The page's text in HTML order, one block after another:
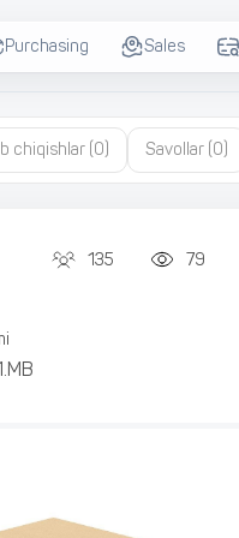
Purchasing Sales
chiqishlar(0) Savollar(0)
135 79